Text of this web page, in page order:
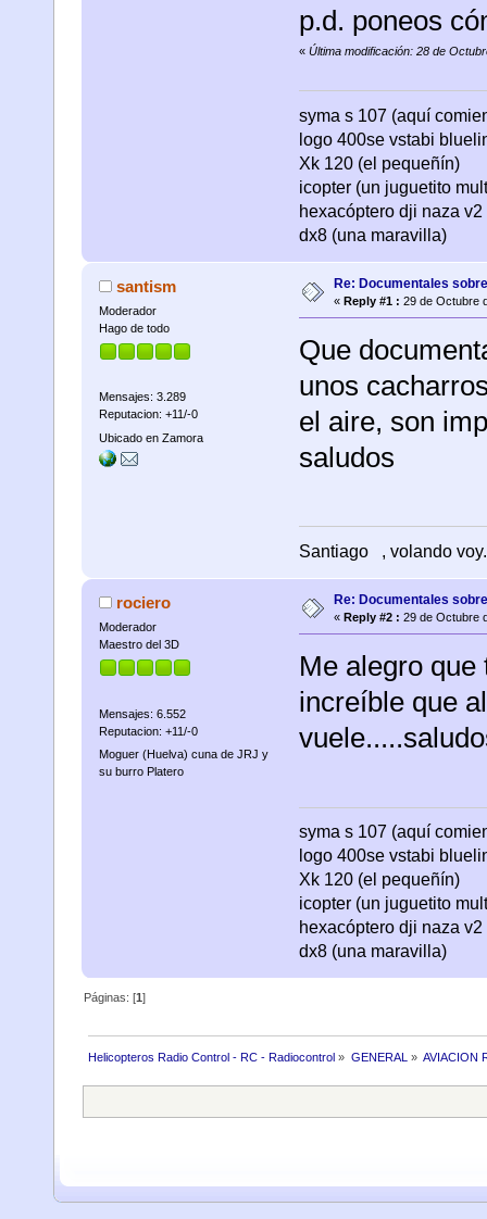
p.d. poneos
« Última modificación: 28 de
syma s 107 (aquí
logo 400se vstabi
Xk 120 (el pequeñín)
icopter (un juguetito
hexacóptero dji naza
dx8 (una maravilla)
santism
Moderador
Hago de todo
Mensajes: 3.289
Reputacion: +11/-0
Ubicado en Zamora
Re: Documentales
« Reply #1 : 29 de Octubre
Que
unos
el aire, son
saludos
Santiago , volando
rociero
Moderador
Maestro del 3D
Mensajes: 6.552
Reputacion: +11/-0
Moguer (Huelva) cuna de JRJ y
su burro Platero
Re: Documentales
« Reply #2 : 29 de Octubre
Me alegro que
increíble que
syma s 107 (aquí
logo 400se vstabi
Xk 120 (el pequeñín)
icopter (un juguetito
hexacóptero dji naza
dx8 (una maravilla)
Páginas: [1]
Helicopteros Radio Control - RC - Radiocontrol » GENERAL » AVIACION